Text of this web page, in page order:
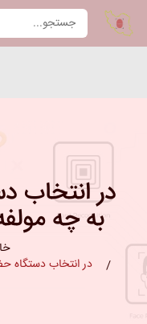
ایران
در انتخاب
به چه
در انتخاب دستگاه